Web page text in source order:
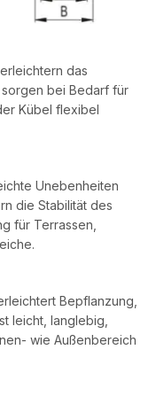
das
bei Bedarf für
Kübel flexibel
Unebenheiten
die Stabilität des
für Terrassen,
Bepflanzung,
leicht, langlebig,
wie Außenbereich